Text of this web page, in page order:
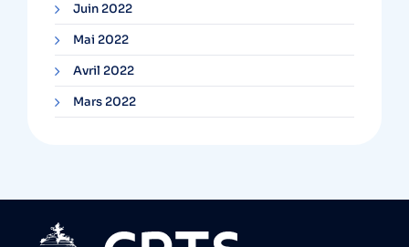
Juin 2022
Mai 2022
Avril 2022
Mars 2022